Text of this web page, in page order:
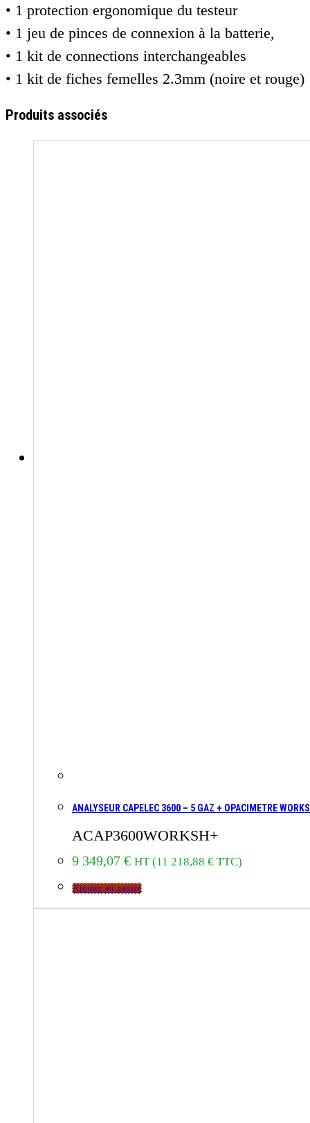
• 1 protection ergonomique du testeur
• 1 jeu de pinces de connexion à la batterie,
• 1 kit de connections interchangeables
• 1 kit de fiches femelles 2.3mm (noire et rouge)
Produits associés
ANALYSEUR CAPELEC 3600 – 5 GAZ + OPACIMETRE
ACAP3600WORKSH+
9 349,07 € HT (11 218,88 € TTC)
Ajouter au panier